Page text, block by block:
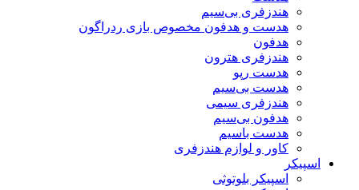
هندزفری بی‌سیم
هدست و هدفون مخصوص بازی ردراگون
هدفون
هندزفری هترون
هدست رپو
هدست بی‌سیم
هندزفری سیمی
هدفون بی‌سیم
هدست باسیم
کاور و لوازم هندزفری
اسپیکر
اسپیکر بلوتوثی